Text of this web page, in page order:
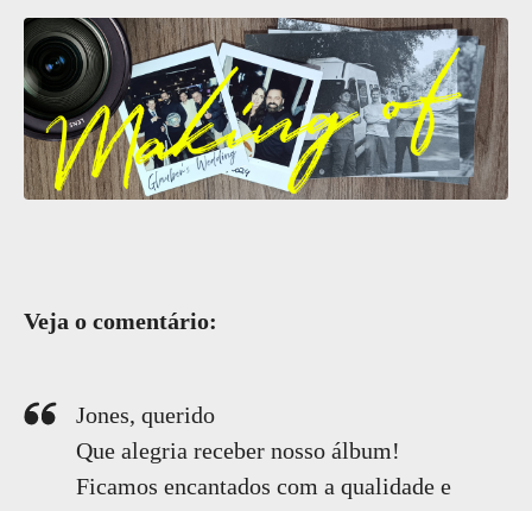
Veja o comentário:
Jones, querido
Que alegria receber nosso álbum!
Ficamos encantados com a qualidade e